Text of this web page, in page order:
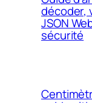
décoder,
JSON
sécurité